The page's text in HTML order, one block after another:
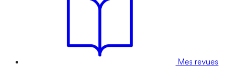
Mes revues